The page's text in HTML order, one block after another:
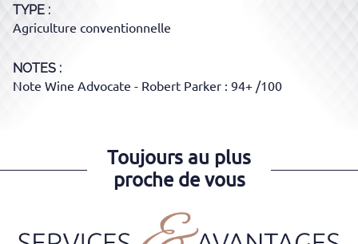
TYPE
Agriculture conventionnelle
NOTES :
Note Wine Advocate - Robert Parker : 94+ /100
Toujours au plus
proche de vous